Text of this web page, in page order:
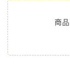
商品